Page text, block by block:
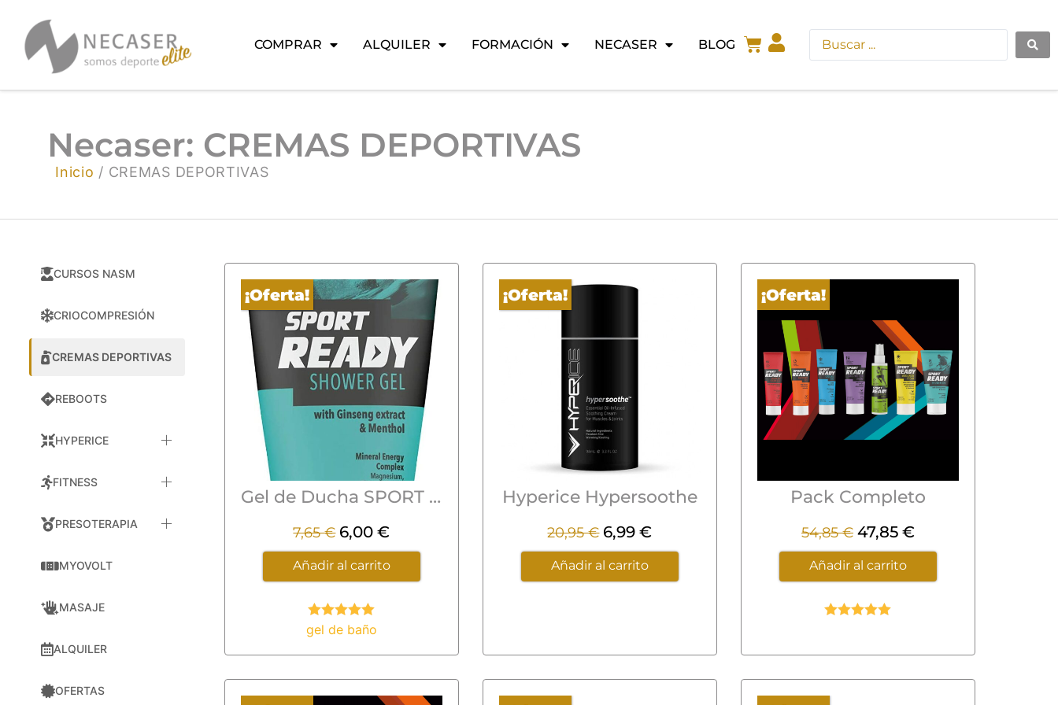
COMPRAR ALQUILER FORMACIÓN NECASER BLOG
Necaser: CREMAS DEPORTIVAS
Inicio / CREMAS DEPORTIVAS
CURSOS NASM
CRIOCOMPRESIÓN
CREMAS DEPORTIVAS
REBOOTS
HYPERICE
FITNESS
PRESOTERAPIA
MYOVOLT
MASAJE
ALQUILER
OFERTAS
¡Oferta!
Gel de Ducha SPORT READY.
7,65€ 6,00€
Añadir al carrito
Valorado
con
5
gel de baño
¡Oferta!
Hyperice Hypersoothe
20,95€ 6,99€
Añadir al carrito
¡Oferta!
Pack Completo
54,85€ 47,85€
Añadir al carrito
5